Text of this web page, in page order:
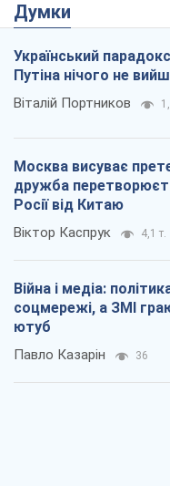
Думки
Український
Путіна нічого не
Віталій Портников
Москва висуває
дружба
Росії від Китаю
Віктор Каспрук 4,1 т.
Війна і медіа:
соцмережі, а ЗМІ
ютуб
Павло Казарін 36